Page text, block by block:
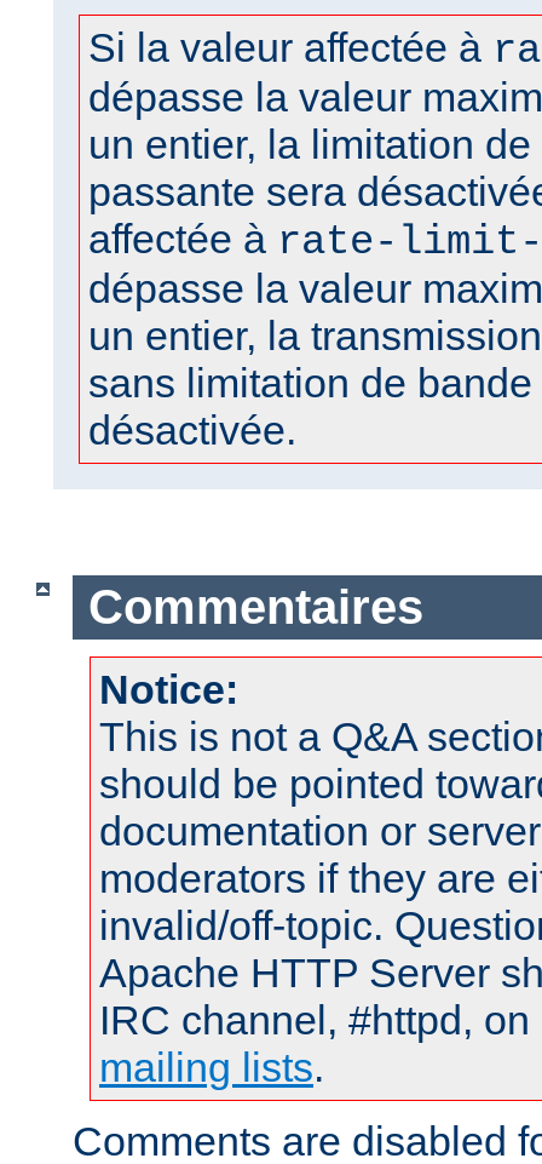
Si la valeur affectée à
dépasse la valeur
un entier, la limitation
passante sera
affectée à rate-
dépasse la valeur
un entier, la
sans limitation de
désactivée.
Commentaires
Notice:
This is not a Q&A
should be pointed
documentation or
moderators if they are
invalid/off-topic.
Apache HTTP Server
IRC channel, #httpd,
mailing lists.
Comments are disabled